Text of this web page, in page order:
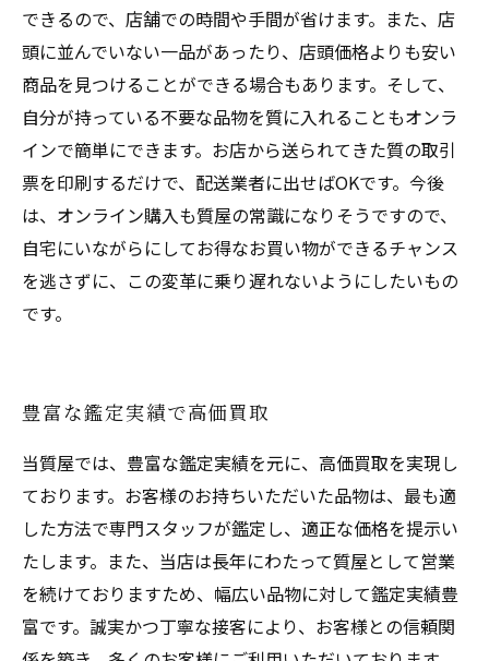
できるので、店舗での時間や手間が省けます。また、店
頭に並んでいない一品があったり、店頭価格よりも安い
商品を見つけることができる場合もあります。そして、
自分が持っている不要な品物を質に入れることもオンラ
インで簡単にできます。お店から送られてきた質の取引
票を印刷するだけで、配送業者に出せばOKです。今後
は、オンライン購入も質屋の常識になりそうですので、
自宅にいながらにしてお得なお買い物ができるチャンス
を逃さずに、この変革に乗り遅れないようにしたいもの
です。
豊富な鑑定実績で高価買取
当質屋では、豊富な鑑定実績を元に、高価買取を実現し
ております。お客様のお持ちいただいた品物は、最も適
した方法で専門スタッフが鑑定し、適正な価格を提示い
たします。また、当店は長年にわたって質屋として営業
を続けておりますため、幅広い品物に対して鑑定実績豊
富です。誠実かつ丁寧な接客により、お客様との信頼関